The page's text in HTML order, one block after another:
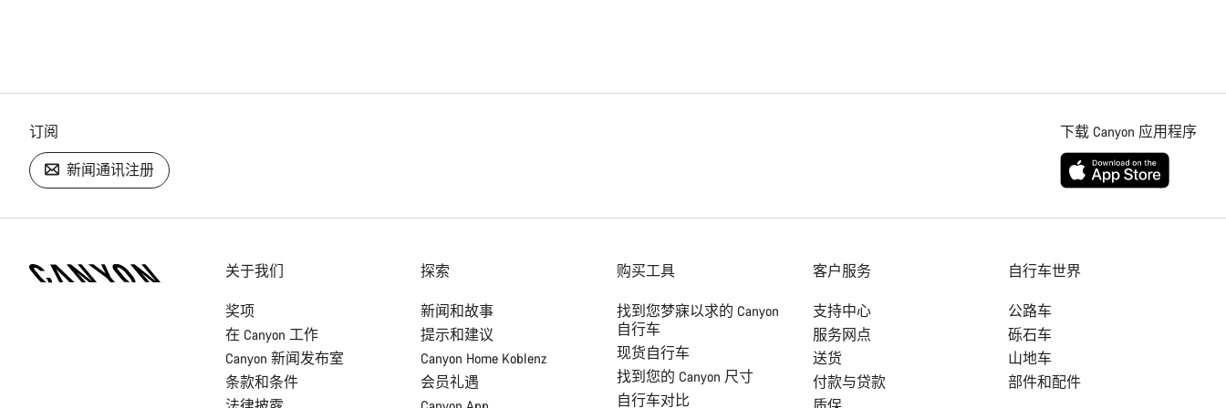
订阅
新闻通讯注册
下载 Canyon 应用程序
关于我们
奖项
在 Canyon 工作
Canyon 新闻发布室
条款和条件
探索
新闻和故事
提示和建议
Canyon Home Koblenz
会员礼遇
购买工具
找到您梦寐以求的 Canyon
自行车
现货自行车
找到您的 Canyon 尺寸
自行车对比
客户服务
支持中心
服务网点
送货
付款与贷款
自行车世界
公路车
砾石车
山地车
部件和配件